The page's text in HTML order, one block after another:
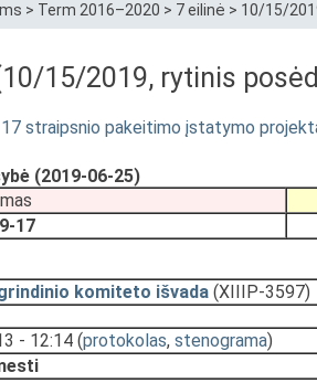
> Term 2016–2020 > 7 eilinė > 10/15/
15/2019, rytinis
straipsnio pakeitimo įstatymo
(2019-06-25)
17
komiteto išvada (XIIIP-3597)
- 12:14 (protokolas, stenograma)